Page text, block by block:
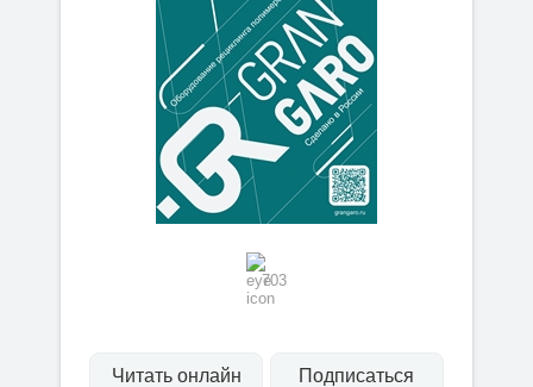
703
Читать онлайн Подписаться